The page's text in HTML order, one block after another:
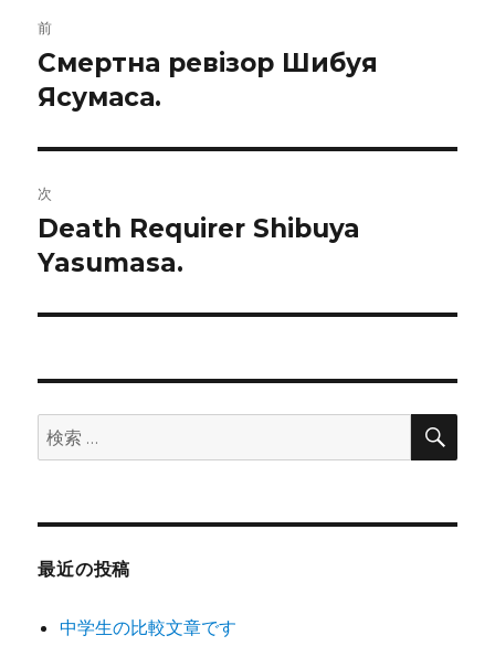
稿
ナ
ビ
ゲ
ー
ン
前
前
の
稿:
Смертна ревізор Шибуя
Ясумаса.
次
次
の
稿:
Death Requirer Shibuya
Yasumasa.
検
索:
検
最近の投稿
中学生の比較文章です